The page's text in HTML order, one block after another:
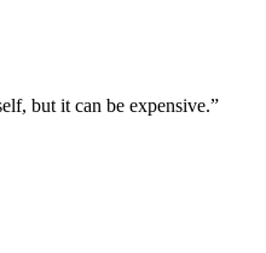
but it can be expensive.”